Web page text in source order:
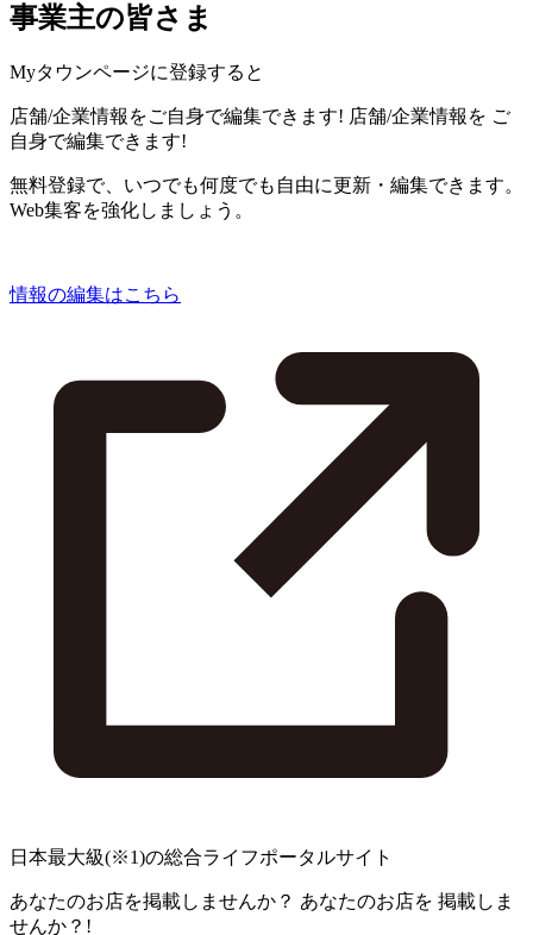
事業主の皆さま
Myタウンページに登録すると
店舗/企業情報をご自身で編集できます! 店舗/企業情報を ご
自身で編集できます!
無料登録で、いつでも何度でも自由に更新・編集できます。
Web集客を強化しましょう。
情報の編集はこちら
日本最大級(※1)の総合ライフポータルサイト
あなたのお店を掲載しませんか？ あなたのお店を 掲載しま
せんか？!